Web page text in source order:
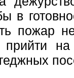
в
пожар
прийти